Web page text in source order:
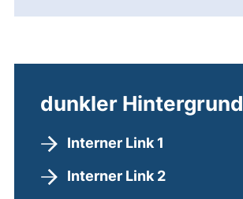
dunkler Hintergrund
Interner Link 1
Interner Link 2